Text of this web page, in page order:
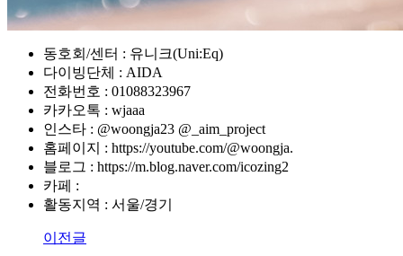
동호회/센터 : 유니크(Uni:Eq)
다이빙단체 : AIDA
전화번호 : 01088323967
카카오톡 : wjaaa
인스타 : @woongja23 @_aim_project
홈페이지 : https://youtube.com/@woongja.
블로그 : https://m.blog.naver.com/icozing2
카페 :
활동지역 : 서울/경기
이전글